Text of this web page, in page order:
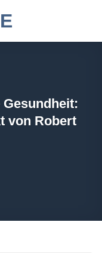
von Robert